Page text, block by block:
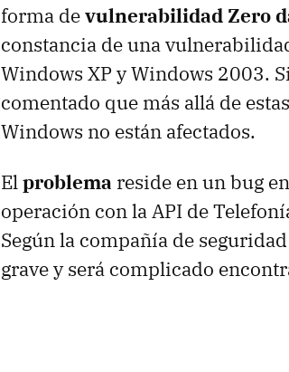
forma devulnerabilidad Zero
constancia de una
Windows XP y Windows 2003.
comentado que más allá de
Windows no están afectados.
Elproblema reside en un bug
operación con la API de
Según la compañía de
grave y será complicado